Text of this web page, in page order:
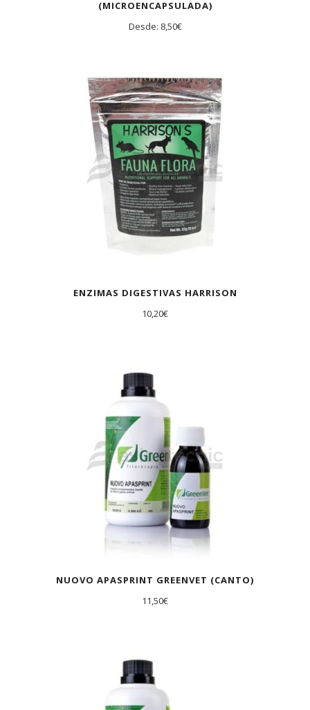
(MICROENCAPSULADA)
Desde: 8,50€
ENZIMAS DIGESTIVAS HARRISON
10,20€
NUOVO APASPRINT GREENVET (CANTO)
11,50€